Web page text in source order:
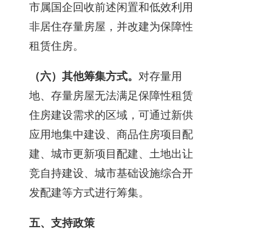
市属国企回收前述闲置和低效利用
非居住存量房屋，并改建为保障性
租赁住房。
（六）其他筹集方式。 对存量用
地、存量房屋无法满足保障性租赁
住房建设需求的区域，可通过新供
应用地集中建设、商品住房项目配
建、城市更新项目配建、土地出让
竞自持建设、城市基础设施综合开
发配建等方式进行筹集。
五、支持政策